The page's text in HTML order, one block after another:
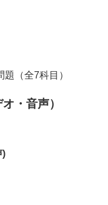
（全7科目）
・音声）
)